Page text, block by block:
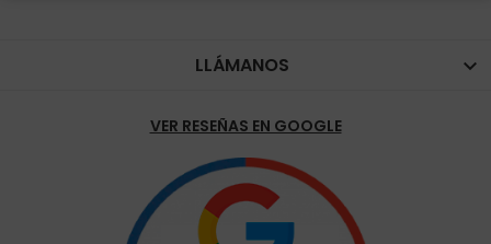
LLÁMANOS 
VER RESEÑAS EN GOOGLE